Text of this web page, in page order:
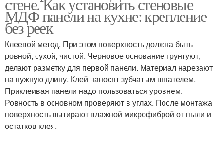
МДФ панели на кухне: крепление
без реек
Клеевой метод. При этом поверхность должна быть
ровной, сухой, чистой. Черновое основание грунтуют,
делают разметку для первой панели. Материал нарезают
на нужную длину. Клей наносят зубчатым шпателем.
Приклеивая панели надо пользоваться уровнем.
Ровность в основном проверяют в углах. После монтажа
поверхность вытирают влажной микрофиброй от пыли и
остатков клея.